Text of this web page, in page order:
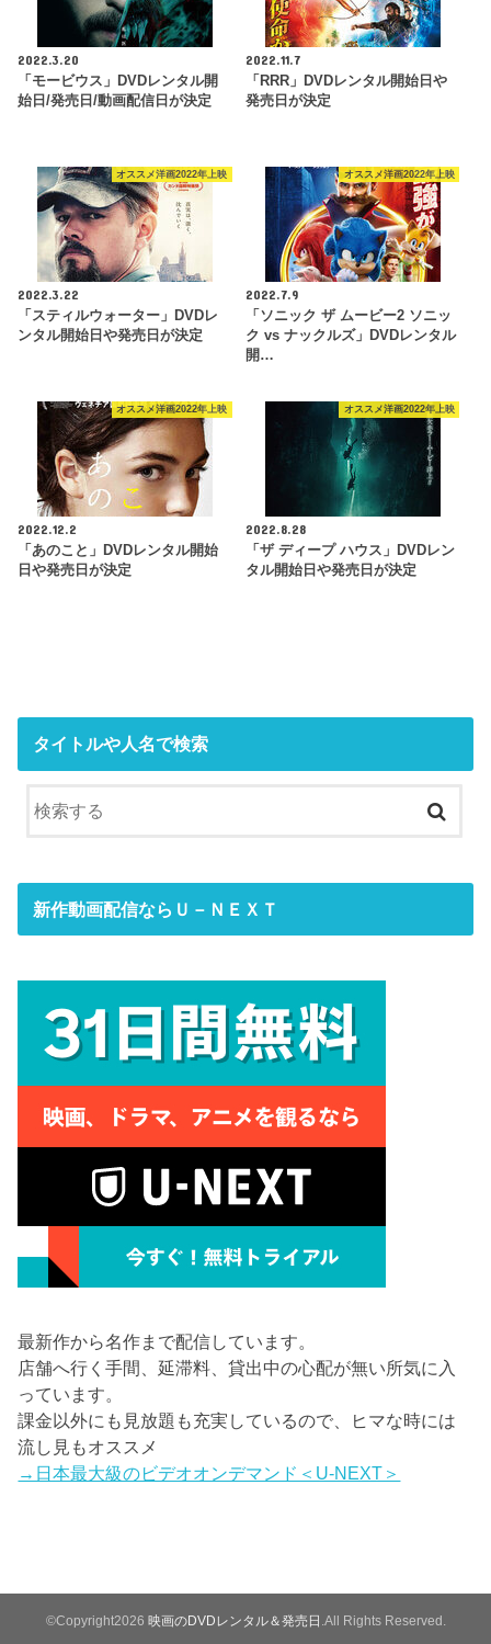
2022.3.20
「モービウス」DVDレンタル開
始日/発売日/動画配信日が決定
2022.11.7
「RRR」DVDレンタル開始日や
発売日が決定
オススメ洋画2022年上映
2022.3.22
「スティルウォーター」DVDレ
ンタル開始日や発売日が決定
オススメ洋画2022年上映
2022.7.9
「ソニック ザ ムービー2 ソニッ
ク vs ナックルズ」DVDレンタル
開…
オススメ洋画2022年上映
2022.12.2
「あのこと」DVDレンタル開始
日や発売日が決定
オススメ洋画2022年上映
2022.8.28
「ザ ディープ ハウス」DVDレン
タル開始日や発売日が決定
タイトルや人名で検索
新作動画配信ならＵ－ＮＥＸＴ
最新作から名作まで配信しています。
店舗へ行く手間、延滞料、貸出中の心配が無い所気に入
っています。
課金以外にも見放題も充実しているので、ヒマな時には
流し見もオススメ
→日本最大級のビデオオンデマンド＜U-NEXT＞
©Copyright2026 映画のDVDレンタル＆発売日 .All Rights Reserved.